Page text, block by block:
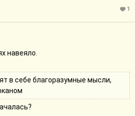
1
навеяло.
в себе благоразумные мысли,